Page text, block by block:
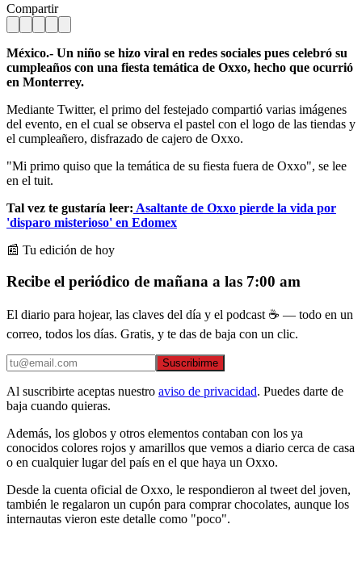
Compartir
México.- Un niño se hizo viral en redes sociales pues celebró su
cumpleaños con una fiesta temática de Oxxo, hecho que ocurrió
en Monterrey.
Mediante Twitter, el primo del festejado compartió varias imágenes
del evento, en el cual se observa el pastel con el logo de las tiendas y
el cumpleañero, disfrazado de cajero de Oxxo.
"Mi primo quiso que la temática de su fiesta fuera de Oxxo", se lee
en el tuit.
Tal vez te gustaría leer: Asaltante de Oxxo pierde la vida por
'disparo misterioso' en Edomex
📰 Tu edición de hoy
Recibe el periódico de mañana a las 7:00 am
El diario para hojear, las claves del día y el podcast ☕ — todo en un
correo, todos los días. Gratis, y te das de baja con un clic.
Suscribirme
Al suscribirte aceptas nuestro aviso de privacidad. Puedes darte de
baja cuando quieras.
Además, los globos y otros elementos contaban con los ya
conocidos colores rojos y amarillos que vemos a diario cerca de casa
o en cualquier lugar del país en el que haya un Oxxo.
Desde la cuenta oficial de Oxxo, le respondieron al tweet del joven,
también le regalaron un cupón para comprar chocolates, aunque los
internautas vieron este detalle como "poco".